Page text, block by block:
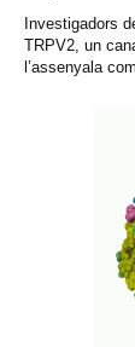
Investigadors
TRPV2, un
l’assenyala